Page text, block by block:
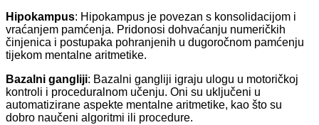
Hipokampus: Hipokampus je povezan s konsolidacijom i
vraćanjem pamćenja. Pridonosi dohvaćanju numeričkih
činjenica i postupaka pohranjenih u dugoročnom pamćenju
tijekom mentalne aritmetike.
Bazalni gangliji: Bazalni gangliji igraju ulogu u motoričkoj
kontroli i proceduralnom učenju. Oni su uključeni u
automatizirane aspekte mentalne aritmetike, kao što su
dobro naučeni algoritmi ili procedure.